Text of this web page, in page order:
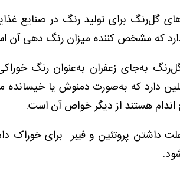
گل‌رنگ برای تولید رنگ در صنایع
دارد که مشخص کننده میزان رنگ دهی آن
گل‌رنگ به‌جای زعفران به‌عنوان رنگ
دارد که به‌صورت دمنوش یا
اندام هستند از دیگر خواص آن است.
داشتن پروتئین و فیبر برای